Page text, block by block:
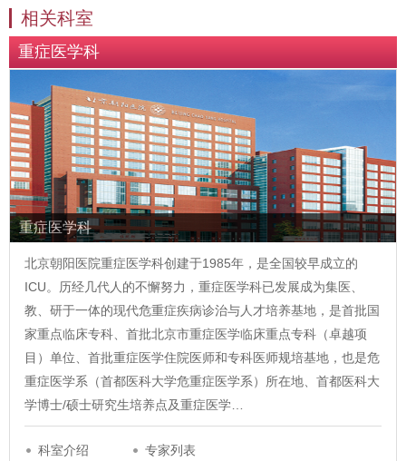
相关科室
重症医学科
重症医学科
北京朝阳医院重症医学科创建于1985年，是全国较早成立的
ICU。历经几代人的不懈努力，重症医学科已发展成为集医、
教、研于一体的现代危重症疾病诊治与人才培养基地，是首批国
家重点临床专科、首批北京市重症医学临床重点专科（卓越项
目）单位、首批重症医学住院医师和专科医师规培基地，也是危
重症医学系（首都医科大学危重症医学系）所在地、首都医科大
学博士/硕士研究生培养点及重症医学…
科室介绍 专家列表